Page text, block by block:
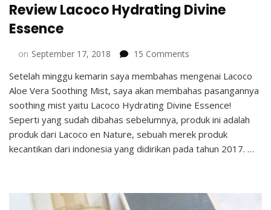
Review Lacoco Hydrating Divine
Essence
on September 17, 2018 15 Comments
Lacoco
Hydrating
Divine
Essence
Setelah minggu kemarin saya membahas mengenai Lacoco
Aloe Vera Soothing Mist, saya akan membahas pasangannya
soothing mist yaitu Lacoco Hydrating Divine Essence!
Seperti yang sudah dibahas sebelumnya, produk ini adalah
produk dari Lacoco en Nature, sebuah merek produk
kecantikan dari indonesia yang didirikan pada tahun 2017. …